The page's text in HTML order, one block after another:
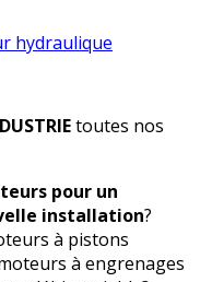
hydraulique
toutes nos
pour un
installation?
à pistons
à engrenages